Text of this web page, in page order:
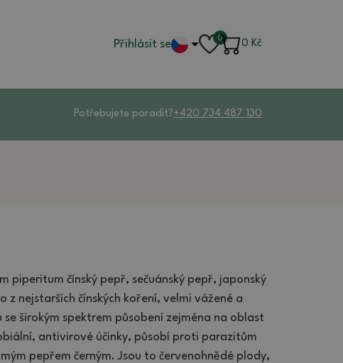
Přihlásit se 0
0 Kč
Potřebujete poradit?+420 734 487 130
piperitum čínský pepř, sečuánský pepř, japonský
nejstarších čínských koření, velmi vážené a
širokým spektrem působení zejména na oblast
antivirové účinky, působí proti parazitům
pepřem černým. Jsou to červenohnědé plody,